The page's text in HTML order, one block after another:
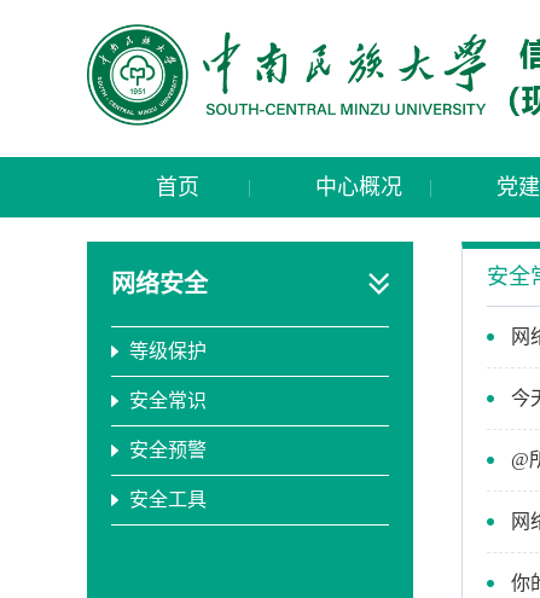
首页 中心概况 党
网络安全
等级保护
安全常识
安全预警
安全工具
安全
网
今
@
网
你